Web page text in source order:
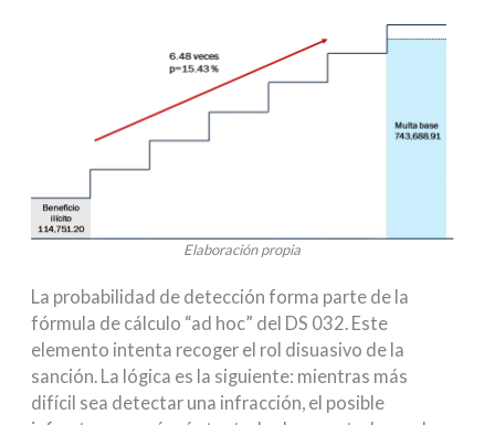
Elaboración propia
La probabilidad de detección forma parte de la
fórmula de cálculo “ad hoc” del DS 032. Este
elemento intenta recoger el rol disuasivo de la
sanción. La lógica es la siguiente: mientras más
difícil sea detectar una infracción, el posible